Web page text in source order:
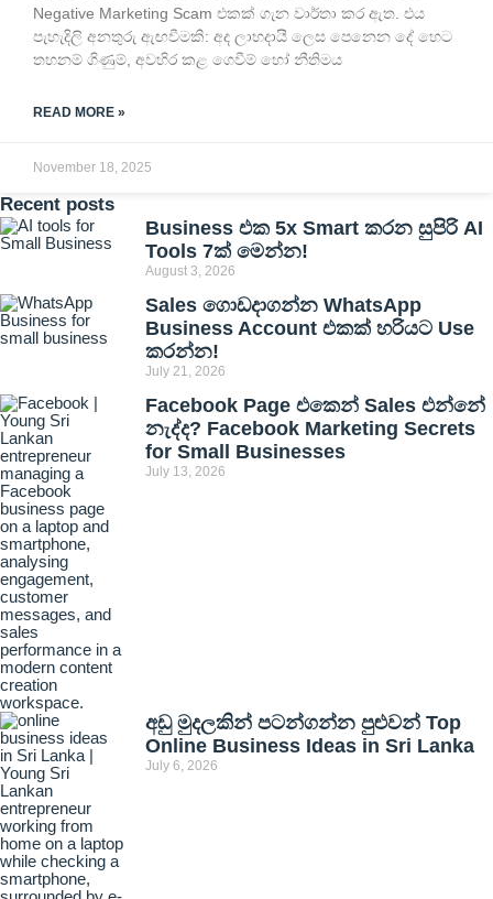
Negative Marketing Scam එකක් ගැන වාර්තා කර ඇත. එය
පැහැදිලි අනතුරු ඇඟවීමකි: අද ලාභදායී ලෙස පෙනෙන දේ හෙට
තහනම් ගිණුම්, අවහිර කළ ගෙවීම් හෝ නීතිමය
READ MORE »
November 18, 2025
Recent posts
Business එක 5x Smart කරන සුපිරි AI
Tools 7ක් මෙන්න!
August 3, 2026
Sales ගොඩදාගන්න WhatsApp
Business Account එකක් හරියට Use
කරන්න!
July 21, 2026
Facebook Page එකෙන් Sales එන්නේ
නැද්ද? Facebook Marketing Secrets
for Small Businesses
July 13, 2026
අඩු මුදලකින් පටන්ගන්න පුළුවන් Top
Online Business Ideas in Sri Lanka
July 6, 2026